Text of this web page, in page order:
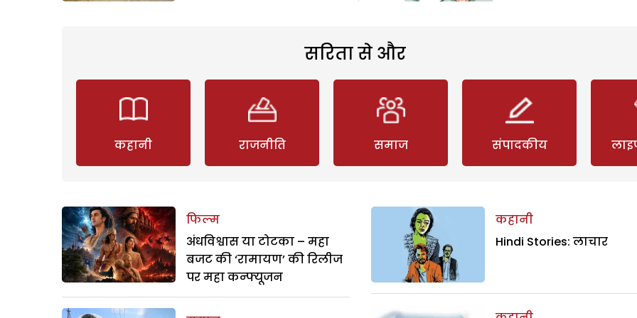
सरिता से और
कहानी राजनीति समाज संपादकीय
फिल्म
अंधविश्वास या टोटका – महा
बजट की ‘रामायण’ की रिलीज
पर महा कन्फ्यूजन
कहानी
Hindi Stories: लाचार